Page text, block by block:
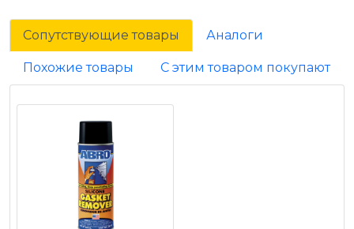
Сопутствующие товары Аналоги
Похожие товары С этим товаром покупают